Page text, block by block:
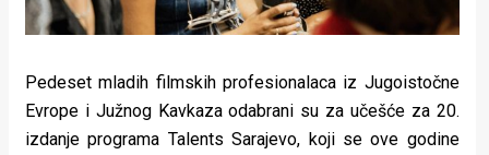
Za
Život
Pedeset mladih filmskih profesionalaca iz Jugoistočne
Evrope i Južnog Kavkaza odabrani su za učešće za 20.
izdanje programa Talents Sarajevo, koji se ove godine